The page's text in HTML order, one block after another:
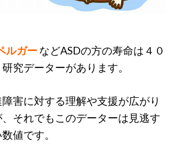
ルガーなどASDの方の寿命は４０
究データーがあります。
害に対する理解や支援が広がり
それでもこのデーターは見逃す
値です。